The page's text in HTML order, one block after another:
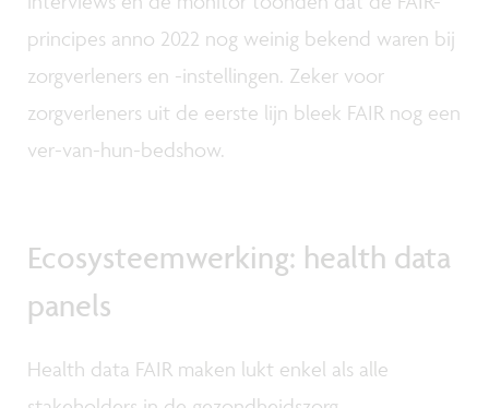
principes anno 2022 nog weinig bekend waren bij
zorgverleners en -instellingen. Zeker voor
zorgverleners uit de eerste lijn bleek FAIR nog een
ver-van-hun-bedshow.
Ecosysteemwerking: health data
panels
Health data FAIR maken lukt enkel als alle